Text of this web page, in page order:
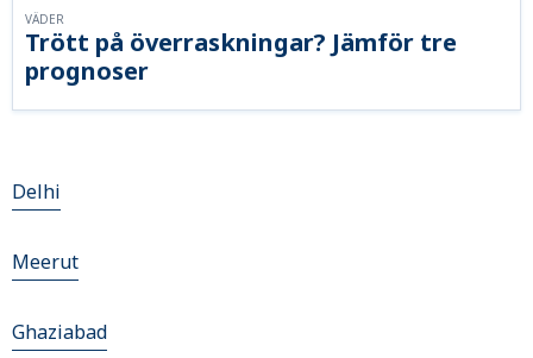
Trött på överraskningar? Jämför tre
prognoser
VÄDER
Delhi
Meerut
Ghaziabad